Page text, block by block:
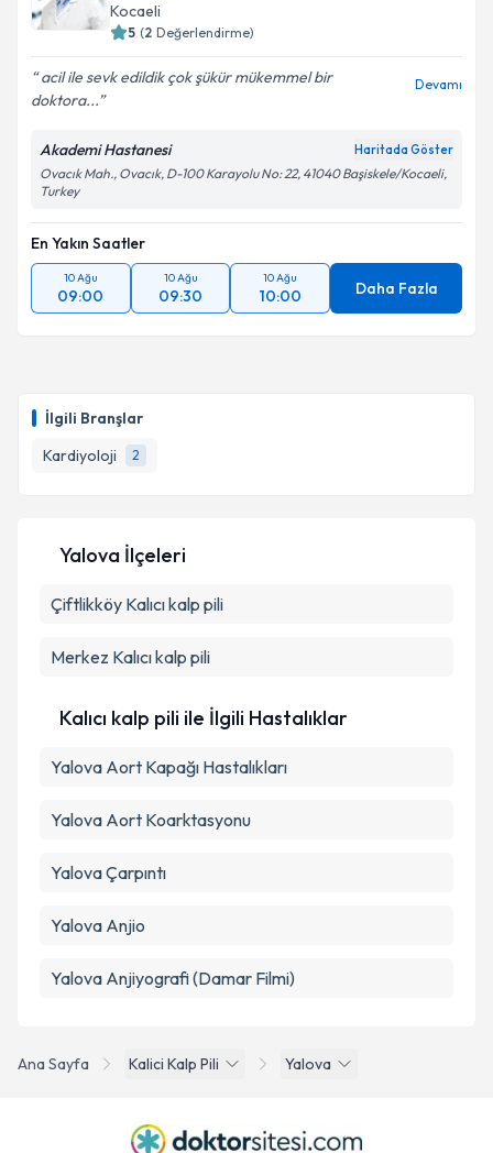
İlgili Branşlar
Kardiyoloji
2
E-posta Adresiniz
Metni'ni okudum ve kişisel verilerimin belirtilen
kapsamda işlenmesini kabul ediyorum.
Kocaeli
5 (2 Değerlendirme)
acil ile sevk edildik çok şükür mükemmel bir
doktora...
Devamı
Akademi Hastanesi Haritada Göster
Ovacık Mah., Ovacık, D-100 Karayolu No: 22, 41040 Başiskele/Kocaeli,
Turkey
En Yakın Saatler
10 Ağu
09:00
10 Ağu
09:30
10 Ağu
10:00 Daha Fazla
Ana Sayfa Kalici Kalp Pili Yalova
Yalova İlçeleri
Çiftlikköy Kalıcı kalp pili
Merkez Kalıcı kalp pili
Kalıcı kalp pili ile İlgili Hastalıklar
Yalova Aort Kapağı Hastalıkları
Yalova Aort Koarktasyonu
Yalova Çarpıntı
Yalova Anjio
Yalova Anjiyografi (Damar Filmi)